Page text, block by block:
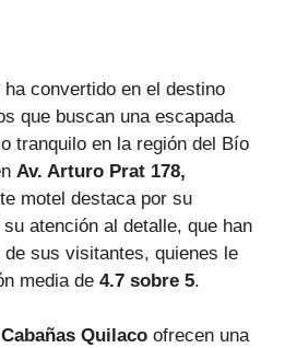
ha convertido en el destino
que buscan una escapada
tranquilo en la región del Bío
Av. Arturo Prat 178,
motel destaca por su
atención al detalle, que han
sus visitantes, quienes le
media de 4.7 sobre 5.
Cabañas Quilaco ofrecen una